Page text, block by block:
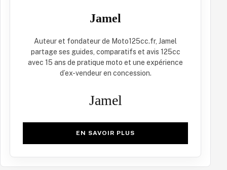
Jamel
Auteur et fondateur de Moto125cc.fr, Jamel
partage ses guides, comparatifs et avis 125cc
avec 15 ans de pratique moto et une expérience
d’ex-vendeur en concession.
Jamel
EN SAVOIR PLUS